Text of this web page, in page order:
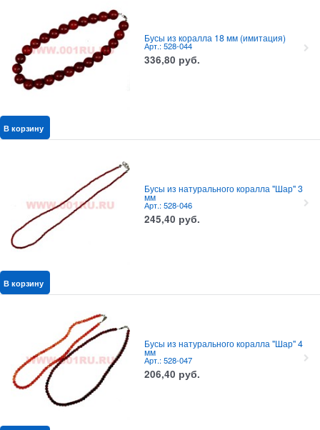
Бусы из коралла 18 мм (имитация)
Арт.: 528-044
336,80 руб.
В корзину
Бусы из натурального коралла "Шар" 3
мм
Арт.: 528-046
245,40 руб.
В корзину
Бусы из натурального коралла "Шар" 4
мм
Арт.: 528-047
206,40 руб.